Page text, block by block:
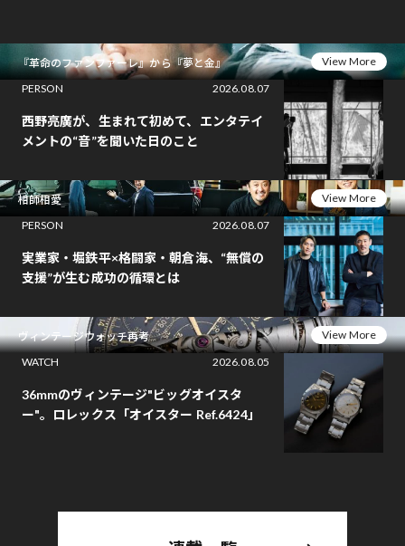
『革命のファンファーレ』から『夢と金』
View More
PERSON
2026.08.07
西野亮廣が、生まれて初めて、エンタテイ
メントの“音”を聞いた日のこと
相師相愛
View More
PERSON
2026.08.07
実業家・堀鉄平×格闘家・朝倉海、“無償の
支援”が生む成功の循環とは
ヴィンテージウォッチ再考
View More
WATCH
2026.08.05
36mmのヴィンテージ"ビッグオイスタ
ー"。ロレックス「オイスター Ref.6424」